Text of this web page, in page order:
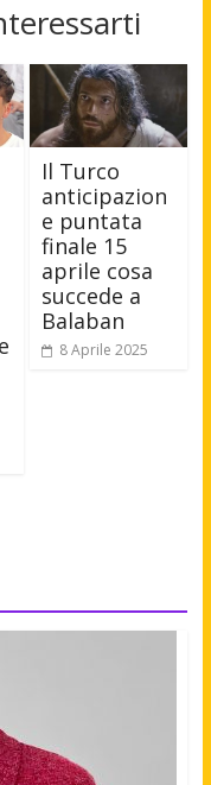
Il Turco
anticipazion
e puntata
finale 15
aprile cosa
succede a
Balaban
8 Aprile 2025